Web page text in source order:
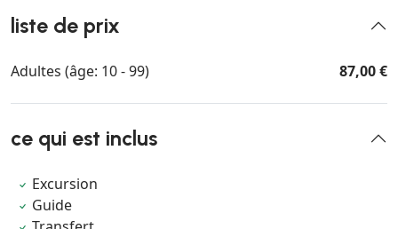
liste de prix
Adultes (âge: 10 - 99) 87,00 €
ce qui est inclus
Excursion
Guide